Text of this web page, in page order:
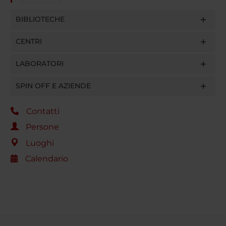
BIBLIOTECHE
CENTRI
LABORATORI
SPIN OFF E AZIENDE
Contatti
Persone
Luoghi
Calendario